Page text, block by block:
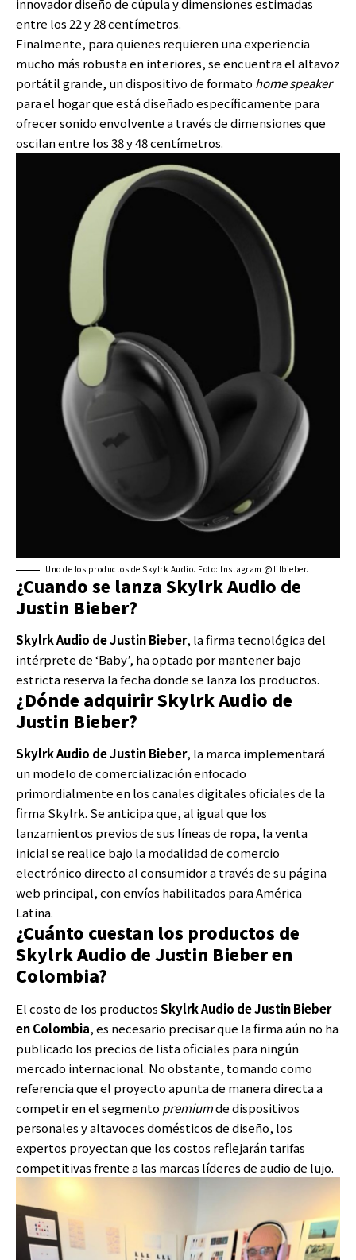
entre los 22 y 28 centímetros.
Finalmente, para quienes requieren una experiencia
mucho más robusta en interiores, se encuentra el altavoz
portátil grande, un dispositivo de formato home speaker
para el hogar que está diseñado específicamente para
ofrecer sonido envolvente a través de dimensiones que
oscilan entre los 38 y 48 centímetros.
Uno de los productos de Skylrk Audio. Foto: Instagram @lilbieber.
¿Cuando se lanza Skylrk Audio de
Justin Bieber?
Skylrk Audio de Justin Bieber, la firma tecnológica del
intérprete de ‘Baby’, ha optado por mantener bajo
estricta reserva la fecha donde se lanza los productos.
¿Dónde adquirir Skylrk Audio de
Justin Bieber?
Skylrk Audio de Justin Bieber, la marca implementará
un modelo de comercialización enfocado
primordialmente en los canales digitales oficiales de la
firma Skylrk. Se anticipa que, al igual que los
lanzamientos previos de sus líneas de ropa, la venta
inicial se realice bajo la modalidad de comercio
electrónico directo al consumidor a través de su página
web principal, con envíos habilitados para América
Latina.
¿Cuánto cuestan los productos de
Skylrk Audio de Justin Bieber en
Colombia?
El costo de los productosSkylrk Audio de Justin Bieber
en Colombia, es necesario precisar que la firma aún no ha
publicado los precios de lista oficiales para ningún
mercado internacional. No obstante, tomando como
referencia que el proyecto apunta de manera directa a
competir en el segmento premiumde dispositivos
personales y altavoces domésticos de diseño, los
expertos proyectan que los costos reflejarán tarifas
competitivas frente a las marcas líderes de audio de lujo.